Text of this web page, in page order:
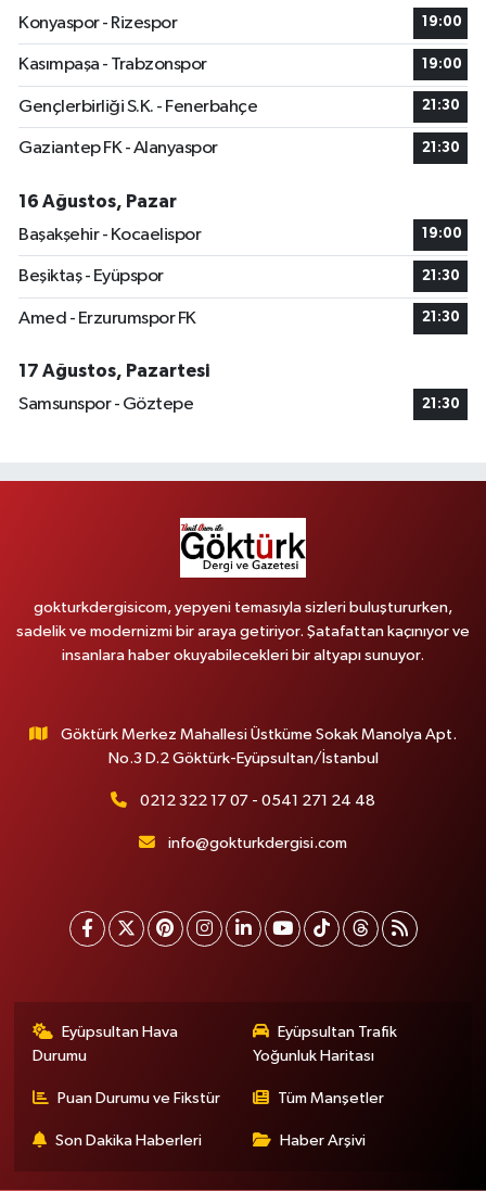
Konyaspor - Rizespor
19:00
Kasımpaşa - Trabzonspor 19:00
Gençlerbirliği S.K. - Fenerbahçe 21:30
Gaziantep FK - Alanyaspor 21:30
16 Ağustos, Pazar
Başakşehir - Kocaelispor
19:00
Beşiktaş - Eyüpspor 21:30
Amed - Erzurumspor FK 21:30
17 Ağustos, Pazartesi
Samsunspor - Göztepe
21:30
gokturkdergisicom, yepyeni temasıyla sizleri buluştururken,
sadelik ve modernizmi bir araya getiriyor. Şatafattan kaçınıyor ve
insanlara haber okuyabilecekleri bir altyapı sunuyor.
Göktürk Merkez Mahallesi Üstküme Sokak Manolya Apt.
No.3 D.2 Göktürk-Eyüpsultan/İstanbul
0212 322 17 07 - 0541 271 24 48
info@gokturkdergisi.com
Eyüpsultan Hava
Durumu
Eyüpsultan Trafik
Yoğunluk Haritası
Puan Durumu ve Fikstür Tüm Manşetler
Son Dakika Haberleri Haber Arşivi